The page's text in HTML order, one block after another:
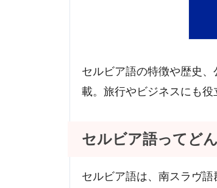
セルビア語の特徴や歴史
載。旅行やビジネスにも役
セルビア語ってど
セルビア語は、南スラヴ